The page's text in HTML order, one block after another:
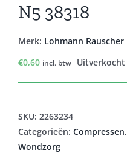
N5 38318
Merk: Lohmann Rauscher
€0,60 incl. btw Uitverkocht
SKU: 2263234
Categorieën: Compressen,
Wondzorg